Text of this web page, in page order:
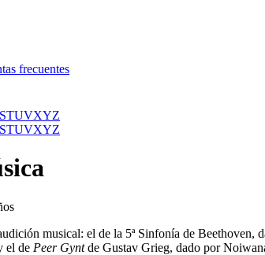
frecuentes
STUVXYZ
STUVXYZ
musical: el de la 5ª Sinfonía de
el de Peer Gyntde Gustav Grieg, dado por